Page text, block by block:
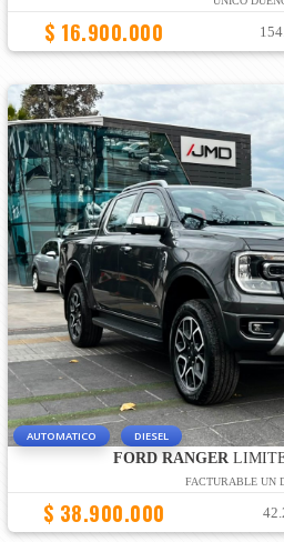
$ 16.900.000
AUTOMATICO DIESEL
FORD RANGER
FACTURABLE UN
$ 38.900.000